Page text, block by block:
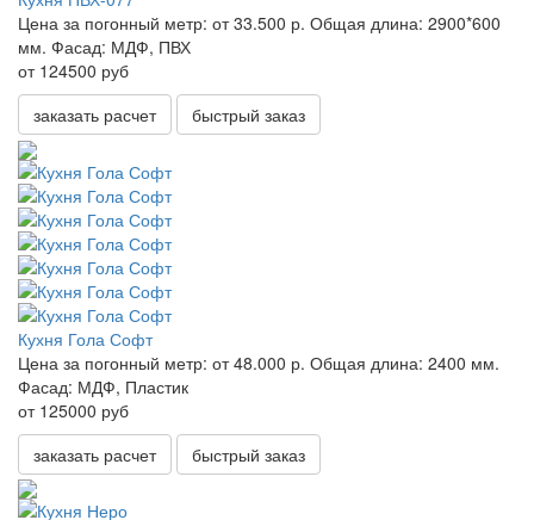
Цена за погонный метр: от 33.500 р. Общая длина: 2900*600
мм. Фасад: МДФ, ПВХ
от 124500 руб
заказать расчет
быстрый заказ
Кухня Гола Софт
Цена за погонный метр: от 48.000 р. Общая длина: 2400 мм.
Фасад: МДФ, Пластик
от 125000 руб
заказать расчет
быстрый заказ